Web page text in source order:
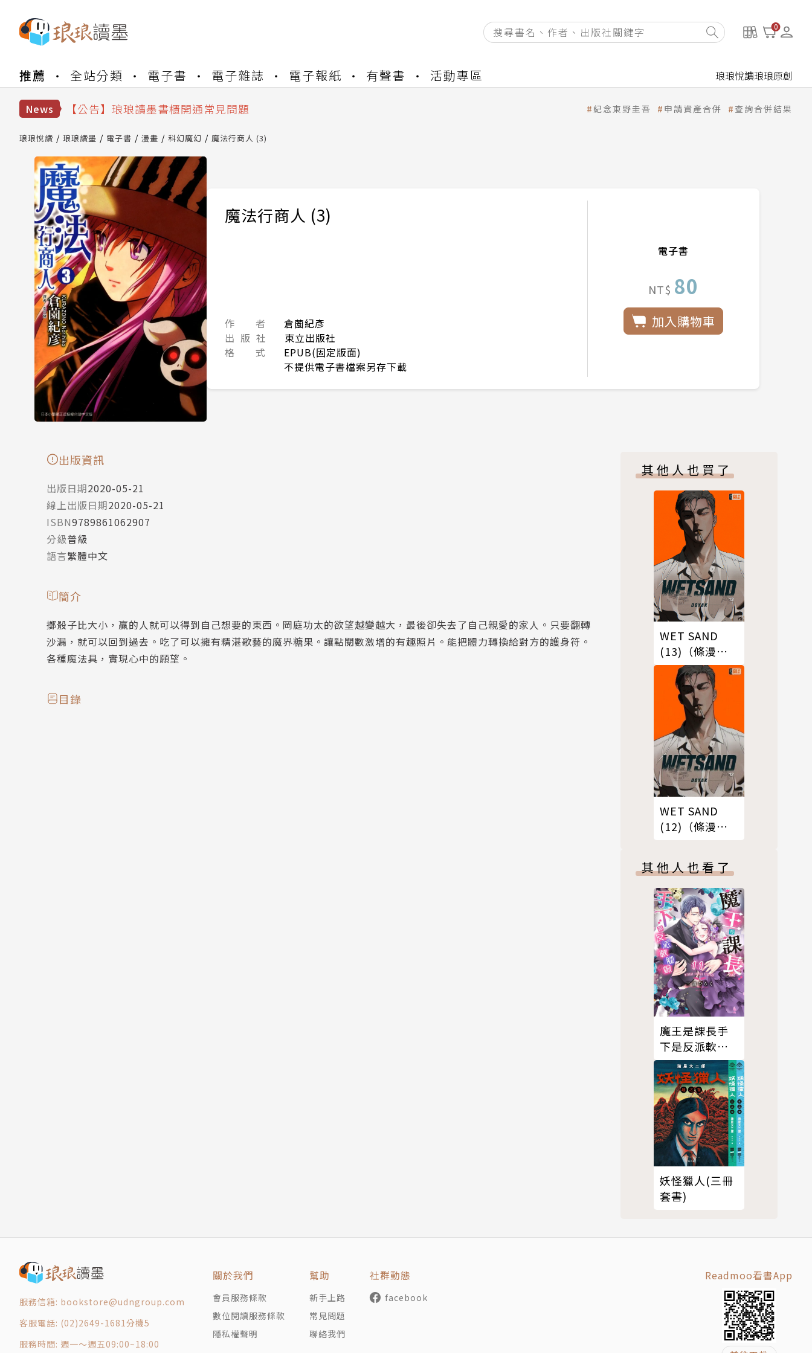
0
推薦 全站分類 電子書 電子雜誌 電子報紙 有聲書 活動專區 琅琅悅讀琅琅原創
News
【公告】琅琅讀墨數位閱讀資產合併與書櫃開通申請
【公告】琅琅讀墨 3 分鐘完成書櫃開通與資產合併申請圖文教學
【公告】琅琅讀墨數位閱讀資產合併與書櫃開通申請
紀念東野圭吾 申請資產合併 查詢合併結果
琅琅悅讀 琅琅讀墨 電子書 漫畫 科幻魔幻 魔法行商人 (3)
魔法行商人 (3)
作 者
倉薗紀彥
出 版 社
東立出版社
格 式
EPUB(固定版面)
不提供電子書檔案另存下載
電子書
NT$ 80
加入購物車
出版資訊
出版日期2020-05-21
線上出版日期2020-05-21
ISBN9789861062907
分級普級
語言繁體中文
簡介
擲骰子比大小，贏的人就可以得到自己想要的東西。岡庭功太的欲望越變越大，最後卻失去了自己親愛的家人。只要翻轉
沙漏，就可以回到過去。吃了可以擁有精湛歌藝的魔界糖果。讓點閱數激增的有趣照片。能把體力轉換給對方的護身符。
各種魔法具，實現心中的願望。
目錄
其他人也買了
WET SAND
(13)（條漫
版）
WET SAND
(12)（條漫
其他人也看了
魔王是課長手
下是反派軟腳
蝦。11
妖怪獵人(三冊
套書)
服務信箱: bookstore@udngroup.com
客服電話: (02)2649-1681分機5
服務時間: 週一～週五09:00~18:00
關於我們
會員服務條款
數位閱讀服務條款
隱私權聲明
幫助
新手上路
常見問題
聯絡我們
社群動態
facebook
Readmoo看書App